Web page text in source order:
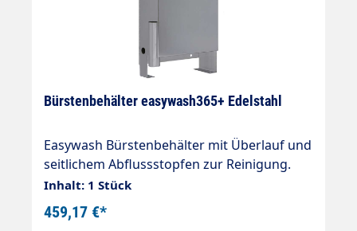
Bürstenbehälter easywash365+ Edelstahl
Easywash Bürstenbehälter mit Überlauf und
seitlichem Abflussstopfen zur Reinigung.
Wand- und Bodenmontage in SB-
Inhalt: 1 Stück
459,17 €*